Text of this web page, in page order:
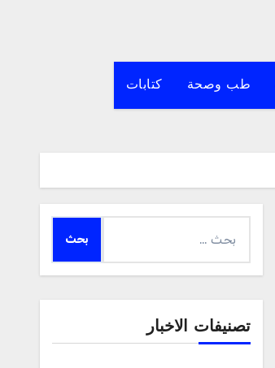
طب وصحة كتابات
عن:
تصنيفات الاخبار